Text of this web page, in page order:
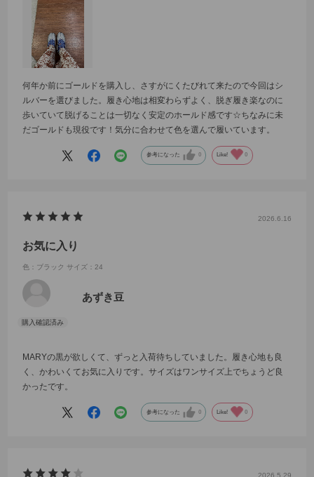
何年か前にゴールドを購入し、さすがにくたびれて来たので今回はシ
ルバーを選びました。履き心地は相変わらずよく、脱ぎ履き楽なのに
歩いていて脱げることは一切なく安定のホールド感です☆ちなみに未
だゴールドも現役です！気分に合わせて色を選んで履いています。
参考になった 0 Like! 0
2026.6.16
お気に入り
色：ブラック サイズ：24
あずき豆
MARYの黒が欲しくて、ずっと入荷待ちしていました。履き心地も良
く、かわいくてお気に入りです。サイズはワンサイズ上でちょうど良
かったです。
参考になった 0 Like! 0